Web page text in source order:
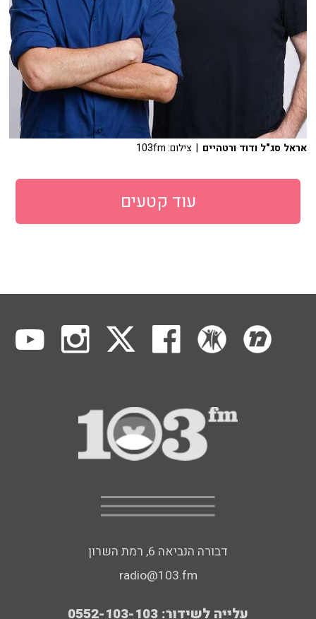
אראל סג"ל ודוד ורטהיים | צילום: 103fm
עוד קטעים
דבורה הנביאה 6, רמת השרון
radio@103.fm
עלייה לשידור: 0552-103-103